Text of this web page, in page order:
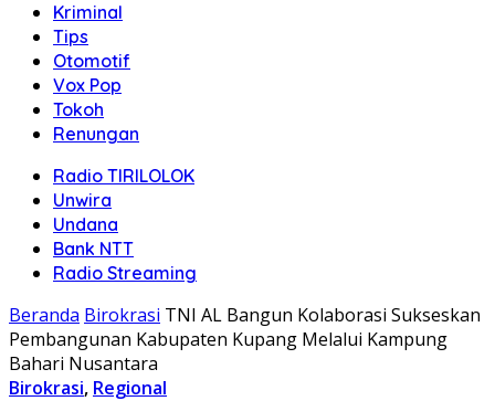
Kriminal
Tips
Otomotif
Vox Pop
Tokoh
Renungan
Radio TIRILOLOK
Unwira
Undana
Bank NTT
Radio Streaming
Beranda Birokrasi TNI AL Bangun Kolaborasi Sukseskan
Pembangunan Kabupaten Kupang Melalui Kampung
Bahari Nusantara
Birokrasi, Regional